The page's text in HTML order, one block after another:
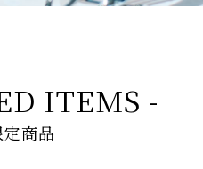
ITEMS -
定商品